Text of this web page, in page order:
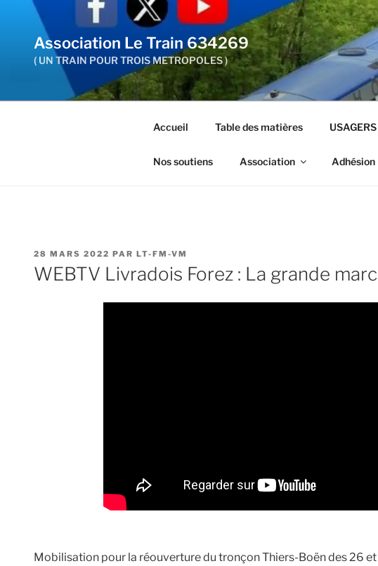
contenu
principal
Association Le Train 634269
( UN TRAIN POUR TROIS METROPOLES )
Accueil Table des matières
Nos soutiens Association Adhésion
PUBLIÉ
LE
28 MARS 2022 PAR LT-FM-VM
WEBTV Livradois Forez : La grande
Mobilisation pour la réouverture du tronçon Thiers-Boën des 26